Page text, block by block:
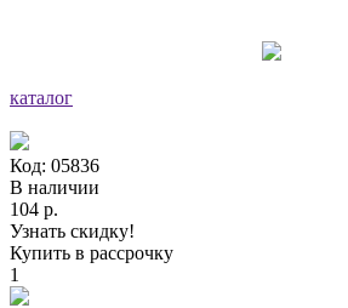
каталог
Код: 05836
В наличии
104 р.
Узнать скидку!
Купить в рассрочку
1